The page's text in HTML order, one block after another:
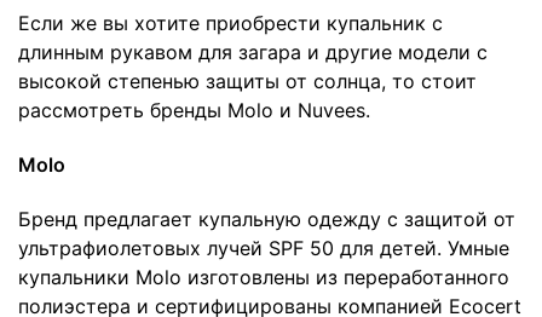
Если же вы хотите приобрести купальник с
длинным рукавом для загара и другие модели с
высокой степенью защиты от солнца, то стоит
рассмотреть бренды Molo и Nuvees.
Molo
Бренд предлагает купальную одежду с защитой от
ультрафиолетовых лучей SPF 50 для детей. Умные
купальники Molo изготовлены из переработанного
полиэстера и сертифицированы компанией Ecocert